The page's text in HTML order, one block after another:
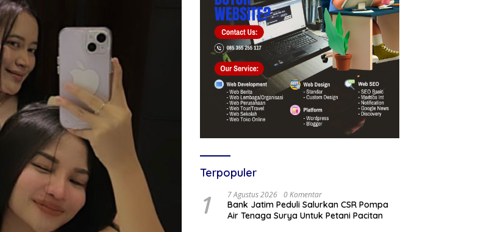
Terpopuler
1 7 Agustus 2026 0 Komentar
Bank Jatim Peduli Salurkan CSR Pompa
Air Tenaga Surya Untuk Petani Pacitan